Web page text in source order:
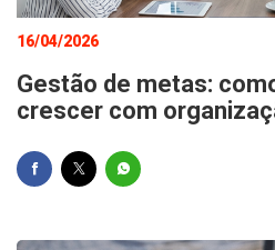
16/04/2026
Gestão de metas:
crescer com